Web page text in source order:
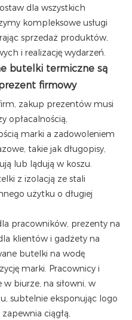
dla wszystkich
kompleksowe usługi
sprzedaż produktów,
i realizację wydarzeń.
butelki termiczne są
firmowy
zakup prezentów musi
opłacalnością,
marki a zadowoleniem
takie jak długopisy,
lub lądują w koszu.
z izolacją ze stali
użytku o długiej
pracowników, prezenty na
klientów i gadżety na
butelki na wodę
marki. Pracownicy i
biurze, na siłowni, w
subtelnie eksponując logo
ciągłą,